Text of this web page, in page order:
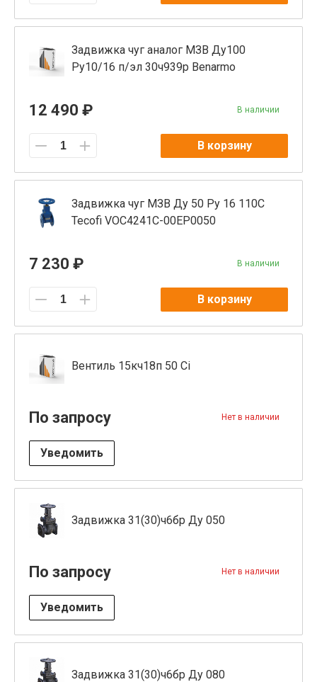
Задвижка чуг аналог МЗВ Ду100
Ру10/16 п/эл 30ч939р Benarmo
12 490 ₽ В наличии
В корзину
Задвижка чуг МЗВ Ду 50 Ру 16 110С
Tecofi VOC4241C-00EP0050
7 230 ₽ В наличии
В корзину
Вентиль 15кч18п 50 Ci
По запросу Нет в наличии
Уведомить
Задвижка 31(30)ч6бр Ду 050
По запросу Нет в наличии
Уведомить
Задвижка 31(30)ч6бр Ду 080